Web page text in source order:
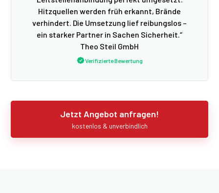
Hitzquellen werden früh erkannt, Brände
verhindert. Die Umsetzung lief reibungslos –
ein starker Partner in Sachen Sicherheit.“
Theo Steil GmbH
Verifizierte Bewertung
Jetzt Angebot anfragen!
kostenlos & unverbindlich